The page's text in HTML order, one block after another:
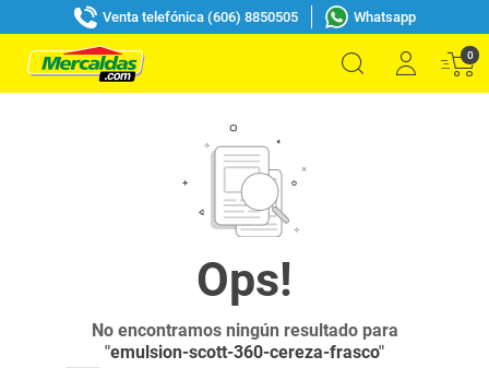
Venta telefónica (606) 8850505 Whatsapp
0
No encontramos ningún resultado para
"emulsion-scott-360-cereza-frasco"